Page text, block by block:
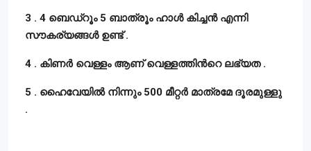
3 . 4 ബെഡ്‌റൂം 5 ബാത്രൂം ഹാൾ കിച്ചൻ എന്നി
സൗകര്യങ്ങൾ ഉണ്ട് .
4 . കിണർ വെള്ളം ആണ് വെള്ളത്തിൻറെ ലഭ്യത .
5 . ഹൈവേയിൽ നിന്നും 500 മീറ്റർ മാത്രമേ ദൂരമുള്ളു
.